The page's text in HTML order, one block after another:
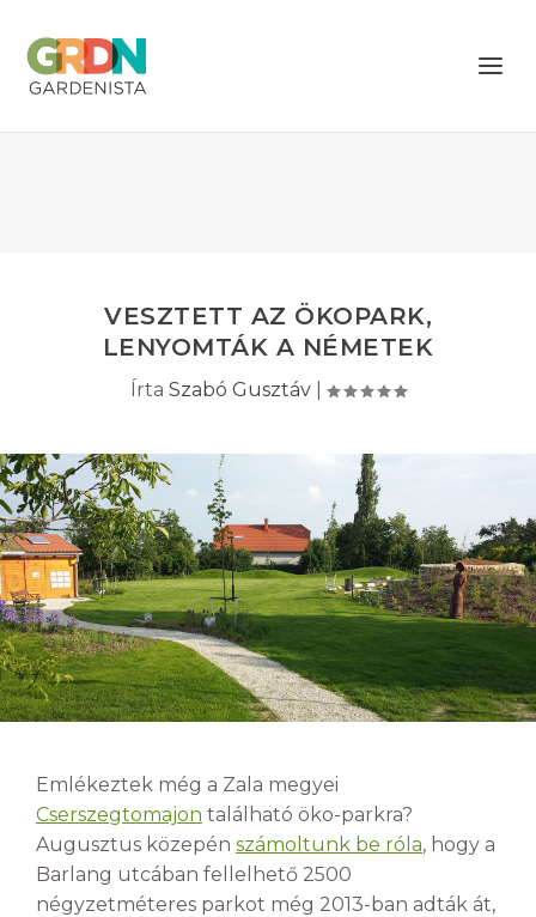
VESZTETT AZ ÖKOPARK,
LENYOMTÁK A NÉMETEK
Írta Szabó Gusztáv
Emlékeztek még a Zala megyei
Cserszegtomajon található öko-parkra?
Augusztus közepén számoltunk be róla, hogy a
Barlang utcában fellelhető 2500
négyzetméteres parkot még 2013-ban adták át,